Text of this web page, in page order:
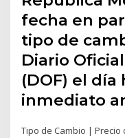
fecha en
tipo de
Diario
(DOF) el
inmediato
Tipo de Cambio | Precio